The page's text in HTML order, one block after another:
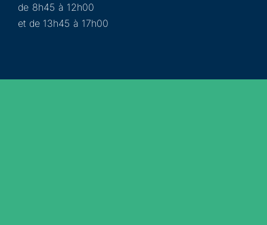
de 8h45 à 12h00
et de 13h45 à 17h00